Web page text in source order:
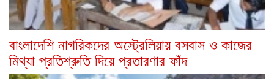
বাংলাদেশি নাগরিকদের অস্ট্রেলিয়ায় বসবাস ও কাজের
মিথ্যা প্রতিশ্রুতি দিয়ে প্রতারণার ফাঁদ